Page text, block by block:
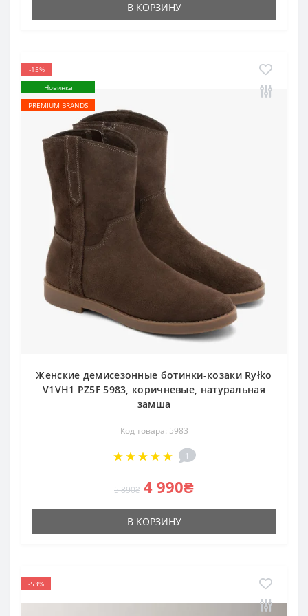
В КОРЗИНУ
-15%
Новинка
PREMIUM BRANDS
Женские демисезонные ботинки-козаки Ryłko
V1VH1 PZ5F 5983, коричневые, натуральная
замша
Код товара: 5983
1
5 890₴ 4 990₴
В КОРЗИНУ
-53%